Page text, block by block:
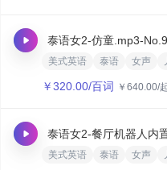
泰语女2-仿童.mp3-
美式英语 泰语 女声
￥320.00/百词 ￥ 640.00/
泰语女2-餐厅机器人内
美式英语 泰语 女声